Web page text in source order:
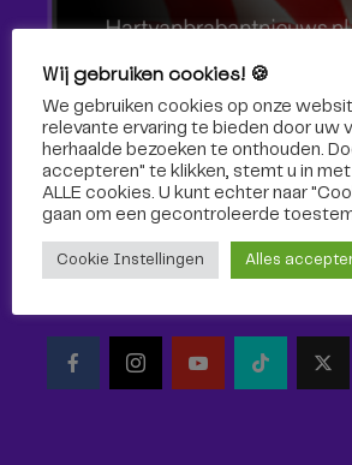
Volg ons!
Volg Omroep Tilburg niet alleen hier,
Wij gebruiken cookies! 🍪
We gebruiken cookies op onze
relevante ervaring te bieden door uw
herhaalde bezoeken te onthouden.
accepteren" te klikken, stemt u in met
ALLE cookies. U kunt echter naar
gaan om een ​​gecontroleerde
Cookie Instellingen Alles